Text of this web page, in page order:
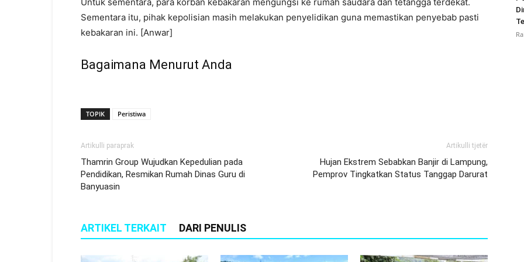
Sementara itu, pihak kepolisian masih melakukan penyelidikan guna memastikan penyebab pasti
kebakaran ini. [Anwar]
Bagaimana Menurut Anda
TOPIK Peristiwa
Artikulli paraprak
Thamrin Group Wujudkan Kepedulian pada
Pendidikan, Resmikan Rumah Dinas Guru di
Banyuasin
Artikulli tjetër
Hujan Ekstrem Sebabkan Banjir di Lampung,
Pemprov Tingkatkan Status Tanggap Darurat
ARTIKEL TERKAIT DARI PENULIS